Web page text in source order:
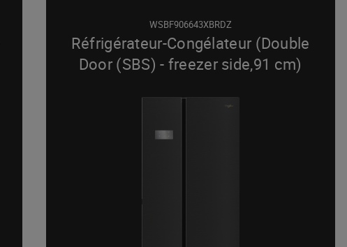
WSBF906643XBRDZ
Réfrigérateur-Congélateur (Double
Door (SBS) - freezer side,91 cm)